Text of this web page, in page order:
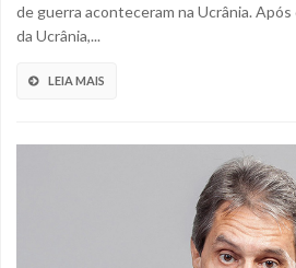
de guerra aconteceram na Ucrânia.
da Ucrânia,...
LEIA MAIS